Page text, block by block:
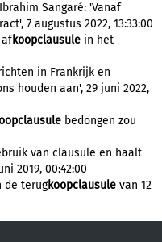
Sangaré: 'Vanaf
7 augustus 2022, 13:33:00
afkoopclausule in het
in Frankrijk en
houden aan', 29 juni 2022,
bedongen zou
van clausule en haalt
2019, 00:42:00
de terugkoopclausule van 12